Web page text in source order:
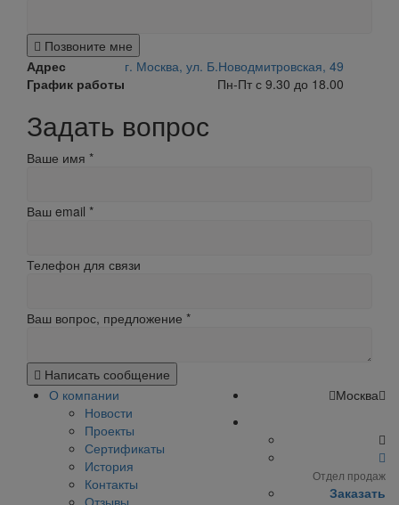
Позвоните мне
Адрес
г. Москва, ул. Б.Новодмитровская, 49
График работы
Пн-Пт с 9.30 до 18.00
Задать вопрос
Ваше имя *
Ваш email *
Телефон для связи
Ваш вопрос, предложение *
Написать сообщение
О компании
Новости
Проекты
Сертификаты
История
Контакты
Москва
Отдел продаж
Заказать